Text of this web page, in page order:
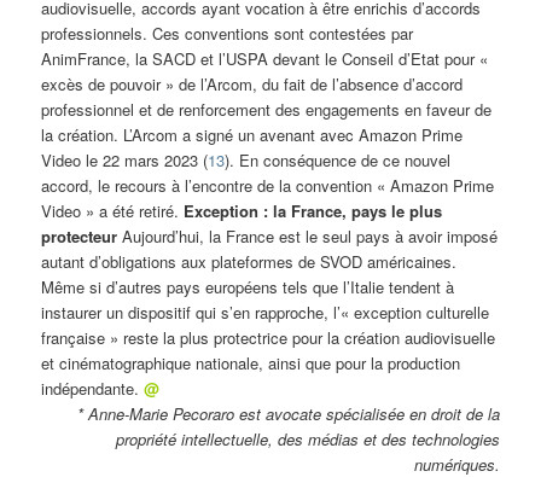
audiovisuelle, accords ayant vocation à être enrichis d’accords
professionnels. Ces conventions sont contestées par
AnimFrance, la SACD et l’USPA devant le Conseil d’Etat pour «
excès de pouvoir » de l’Arcom, du fait de l’absence d’accord
professionnel et de renforcement des engagements en faveur de
la création. L’Arcom a signé un avenant avec Amazon Prime
Video le 22 mars 2023 (13). En conséquence de ce nouvel
accord, le recours à l’encontre de la convention « Amazon Prime
Video » a été retiré. Exception : la France, pays le plus
protecteur Aujourd’hui, la France est le seul pays à avoir imposé
autant d’obligations aux plateformes de SVOD américaines.
Même si d’autres pays européens tels que l’Italie tendent à
instaurer un dispositif qui s’en rapproche, l’« exception culturelle
française » reste la plus protectrice pour la création audiovisuelle
et cinématographique nationale, ainsi que pour la production
indépendante.@
* Anne-Marie Pecoraro est avocate spécialisée en droit de la
propriété intellectuelle, des médias et des technologies
numériques.